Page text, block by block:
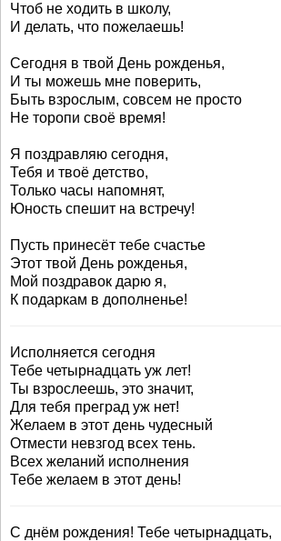
Чтоб не ходить в школу,
И делать, что пожелаешь!
Сегодня в твой День рожденья,
И ты можешь мне поверить,
Быть взрослым, совсем не просто
Не торопи своё время!
Я поздравляю сегодня,
Тебя и твоё детство,
Только часы напомнят,
Юность спешит на встречу!
Пусть принесёт тебе счастье
Этот твой День рожденья,
Мой поздравок дарю я,
К подаркам в дополненье!
Исполняется сегодня
Тебе четырнадцать уж лет!
Ты взрослеешь, это значит,
Для тебя преград уж нет!
Желаем в этот день чудесный
Отмести невзгод всех тень.
Всех желаний исполнения
Тебе желаем в этот день!
С днём рождения! Тебе четырнадцать,